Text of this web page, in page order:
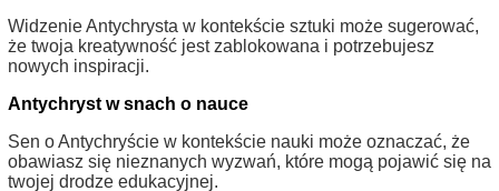
Widzenie Antychrysta w kontekście sztuki może sugerować,
że twoja kreatywność jest zablokowana i potrzebujesz
nowych inspiracji.
Antychryst w snach o nauce
Sen o Antychryście w kontekście nauki może oznaczać, że
obawiasz się nieznanych wyzwań, które mogą pojawić się na
twojej drodze edukacyjnej.